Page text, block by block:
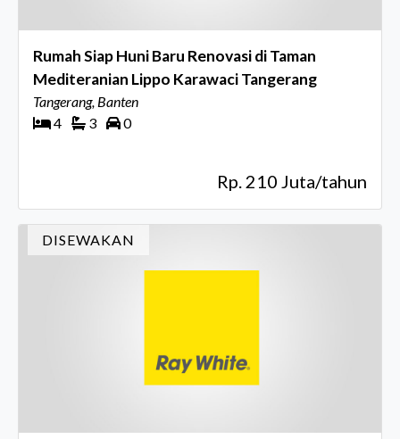
Rumah Siap Huni Baru Renovasi di Taman
Mediteranian Lippo Karawaci Tangerang
Tangerang, Banten
4
3 0
Rp. 210 Juta/tahun
DISEWAKAN